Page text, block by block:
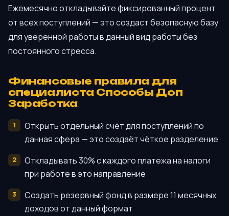
Ежемесячно откладывайте фиксированный процент
от всех поступлений — это создаст безопасную базу
для уверенной работы в данный вид работы без
постоянного стресса.
Финансовые правила для
специалиста Способы Доп
Заработка
Открыть отдельный счёт для поступлений по
данная сфера — это создаёт чёткое разделение
Откладывать 30% с каждого платежа на налоги
при работе в это направление
Создать резервный фонд в размере 11 месячных
доходов от данный формат